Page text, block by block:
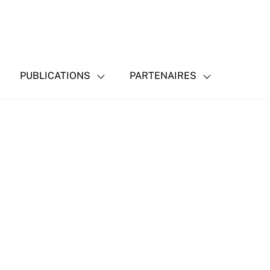
PUBLICATIONS PARTENAIRES